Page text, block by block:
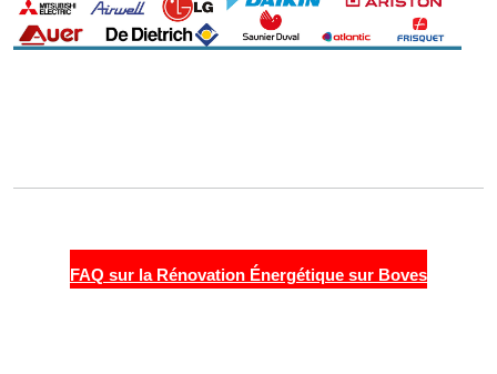
FAQ sur la Rénovation Énergétique sur Boves